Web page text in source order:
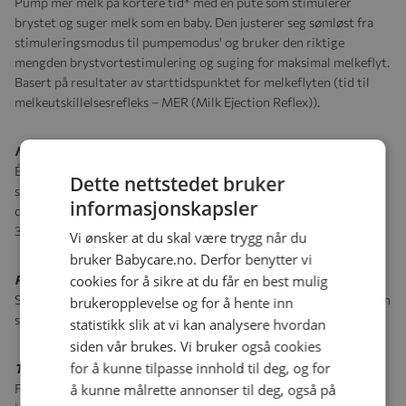
brystet og suger melk som en baby. Den justerer seg sømløst fra
stimuleringsmodus til pumpemodus' og bruker den riktige
mengden brystvortestimulering og suging for maksimal melkeflyt.
Basert på resultater av starttidspunktet for melkeflyten (tid til
melkeutskillelsesrefleks – MER (Milk Ejection Reflex)).
Myk og tilpasningsdyktig silikonpute i én størrelse:
Én størrelse som passer alle. Vi er alle forskjellige. Det er derfor
silikonputen bøyer og tilpasser seg skånsomt etter brystvorten
din. Den passer til 99,98 % av brystvortestørrelser* (opptil
30 mm).
Pump uten å lene deg fremover:
Slapp av mens du pumper, takket være et design som gjør at du kan
sitte oppreist i stedet for å måtte lene deg fremover.
Tilpasset opplevelse, 8 + 16 innstillingsnivåer:
Finjuster hver økt til dine behov med et bredt utvalg av
Dette nettstedet bruker
informasjonskapsler
Vi ønsker at du skal være trygg når du
bruker Babycare.no. Derfor benytter vi
cookies for å sikre at du får en best mulig
brukeropplevelse og for å hente inn
statistikk slik at vi kan analysere hvordan
siden vår brukes. Vi bruker også cookies
for å kunne tilpasse innhold til deg, og for
å kunne målrette annonser til deg, også på